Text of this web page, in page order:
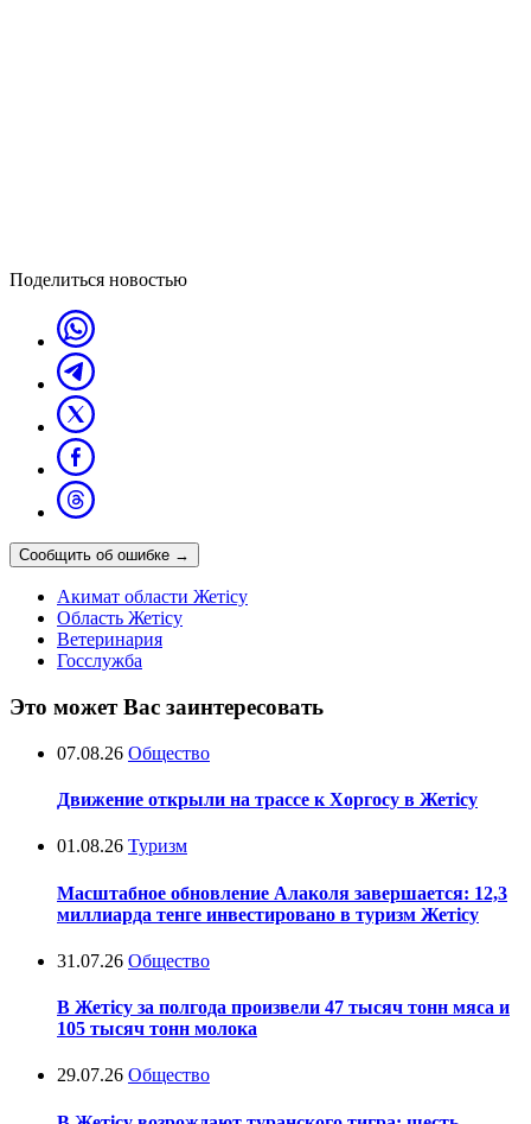
Поделиться новостью
Сообщить об ошибке →
Акимат области Жетісу
Область Жетісу
Ветеринария
Госслужба
Это может Вас заинтересовать
07.08.26 Общество
Движение открыли на трассе к Хоргосу в Жетісу
01.08.26 Туризм
Масштабное обновление Алаколя завершается: 12,3
миллиарда тенге инвестировано в туризм Жетісу
31.07.26 Общество
В Жетісу за полгода произвели 47 тысяч тонн мяса и
105 тысяч тонн молока
29.07.26 Общество